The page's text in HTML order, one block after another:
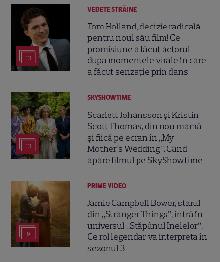
13
VEDETE STRĂINE
Tom Holland, decizie radicală
pentru noul său film! Ce
promisiune a făcut actorul
după momentele virale în care
a făcut senzație prin dans
13
SKYSHOWTIME
Scarlett Johansson și Kristin
Scott Thomas, din nou mamă
și fiică pe ecran în „My
Mother's Wedding”. Când
apare filmul pe SkyShowtime
9
PRIME VIDEO
Jamie Campbell Bower, starul
din „Stranger Things”, intră în
universul „Stăpânul Inelelor”.
Ce rol legendar va interpreta în
sezonul 3